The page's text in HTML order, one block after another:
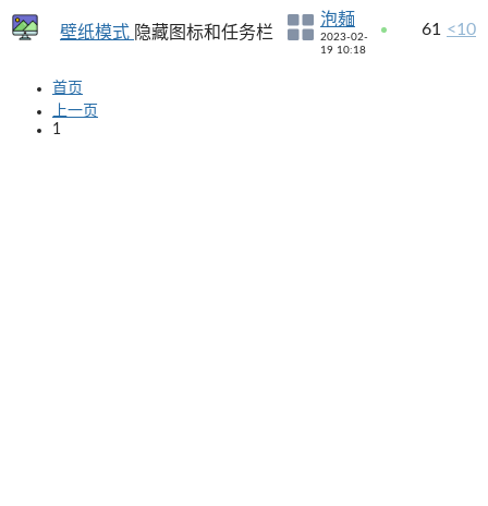
壁纸模式 隐藏图标和任务栏
泡麺
2023-02-
19 10:18
61 <10
首页
上一页
1